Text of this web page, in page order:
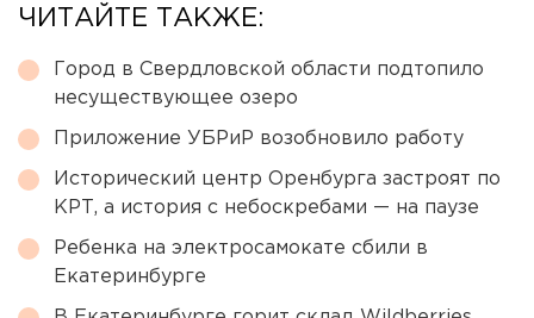
ЧИТАЙТЕ ТАКЖЕ:
Город в Свердловской области подтопило
несуществующее озеро
Приложение УБРиР возобновило работу
Исторический центр Оренбурга застроят по
КРТ, а история с небоскребами — на паузе
Ребенка на электросамокате сбили в
Екатеринбурге